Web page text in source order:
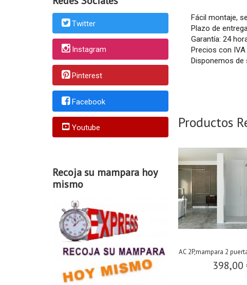
Twitter
Instagram
Pinterest
Facebook
Youtube
Recoja su mampara hoy
mismo
Fácil montaje,
Plazo de
Garantía: 24
Precios con IVA
Disponemos
Productos
AC 2P,mampara 2
398,00